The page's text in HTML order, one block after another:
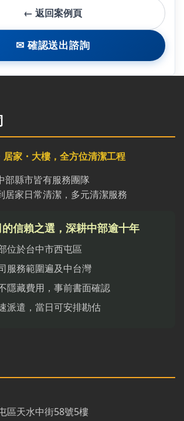
← 返回案例頁
✉ 確認送出諮詢
居家・大樓，全方位清潔工程
部縣市皆有服務團隊
居家日常清潔，多元清潔服務
信賴之選，深耕中部逾十年
位於台中市西屯區
服務範圍遍及中台灣
隱藏費用，事前書面確認
派遣，當日可安排勘估
區天水中街58號5樓